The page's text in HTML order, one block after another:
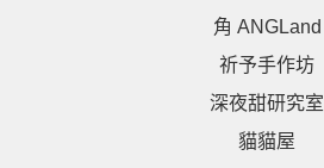
角 ANGLand
祈予手作坊
深夜甜研究室
貓貓屋